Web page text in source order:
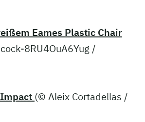
Eames Plastic Chair
8RU4OuA6Yug /
(© Aleix Cortadellas /